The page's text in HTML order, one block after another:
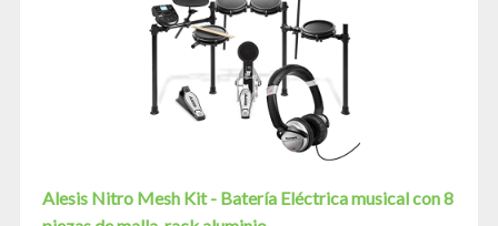
Alesis Nitro Mesh Kit - Batería Eléctrica musical con 8